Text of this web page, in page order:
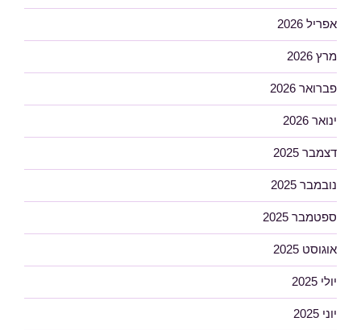
אפריל 2026
מרץ 2026
פברואר 2026
ינואר 2026
דצמבר 2025
נובמבר 2025
ספטמבר 2025
אוגוסט 2025
יולי 2025
יוני 2025